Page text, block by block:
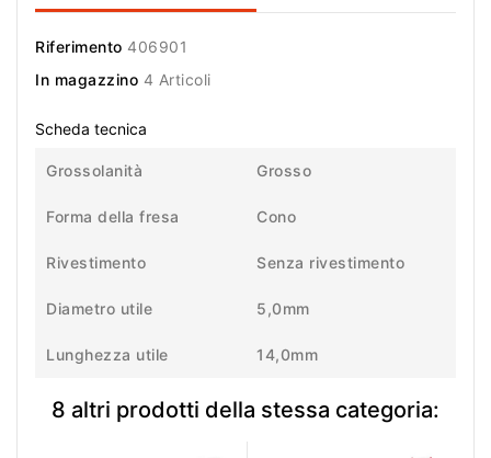
Riferimento 406901
In magazzino 4 Articoli
Scheda tecnica
Grossolanità Grosso
Forma della fresa Cono
Rivestimento Senza rivestimento
Diametro utile 5,0mm
Lunghezza utile 14,0mm
8 altri prodotti della stessa categoria: